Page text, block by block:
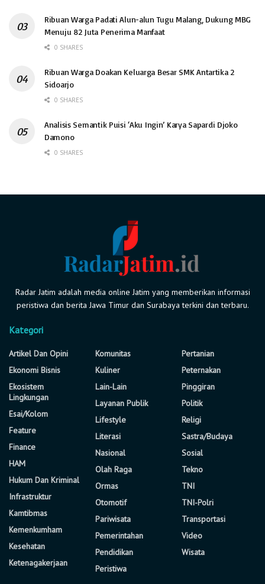
Ribuan Warga Padati Alun-alun Tugu Malang, Dukung MBG
Menuju 82 Juta Penerima Manfaat
0 SHARES
Ribuan Warga Doakan Keluarga Besar SMK Antartika 2
Sidoarjo
0 SHARES
Analisis Semantik Puisi ‘Aku Ingin’ Karya Sapardi Djoko
Damono
0 SHARES
Radar Jatim adalah media online Jatim yang memberikan informasi
peristiwa dan berita Jawa Timur dan Surabaya terkini dan terbaru.
Kategori
Artikel Dan Opini
Ekonomi Bisnis
Ekosistem
Lingkungan
Esai/Kolom
Feature
Finance
HAM
Hukum Dan Kriminal
Infrastruktur
Kamtibmas
Kemenkumham
Kesehatan
Ketenagakerjaan
Komunitas
Kuliner
Lain-Lain
Layanan Publik
Lifestyle
Literasi
Nasional
Olah Raga
Ormas
Otomotif
Pariwisata
Pemerintahan
Pendidikan
Peristiwa
Pertanian
Peternakan
Pinggiran
Politik
Religi
Sastra/Budaya
Sosial
Tekno
TNI
TNI-Polri
Transportasi
Video
Wisata